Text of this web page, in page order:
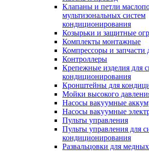
Клапаны и петли
мультизональных систем
кондиционирования
Козырьки и защитные
Комплекты монтажные
Компрессоры и запчасти
Контроллеры
Крепежные изделия для
кондиционирования
Кронштейны для
Мойки высокого
Насосы вакуумные
Насосы вакуумные
Пульты управления
Пульты управления для
кондиционирования
Развальцовки для